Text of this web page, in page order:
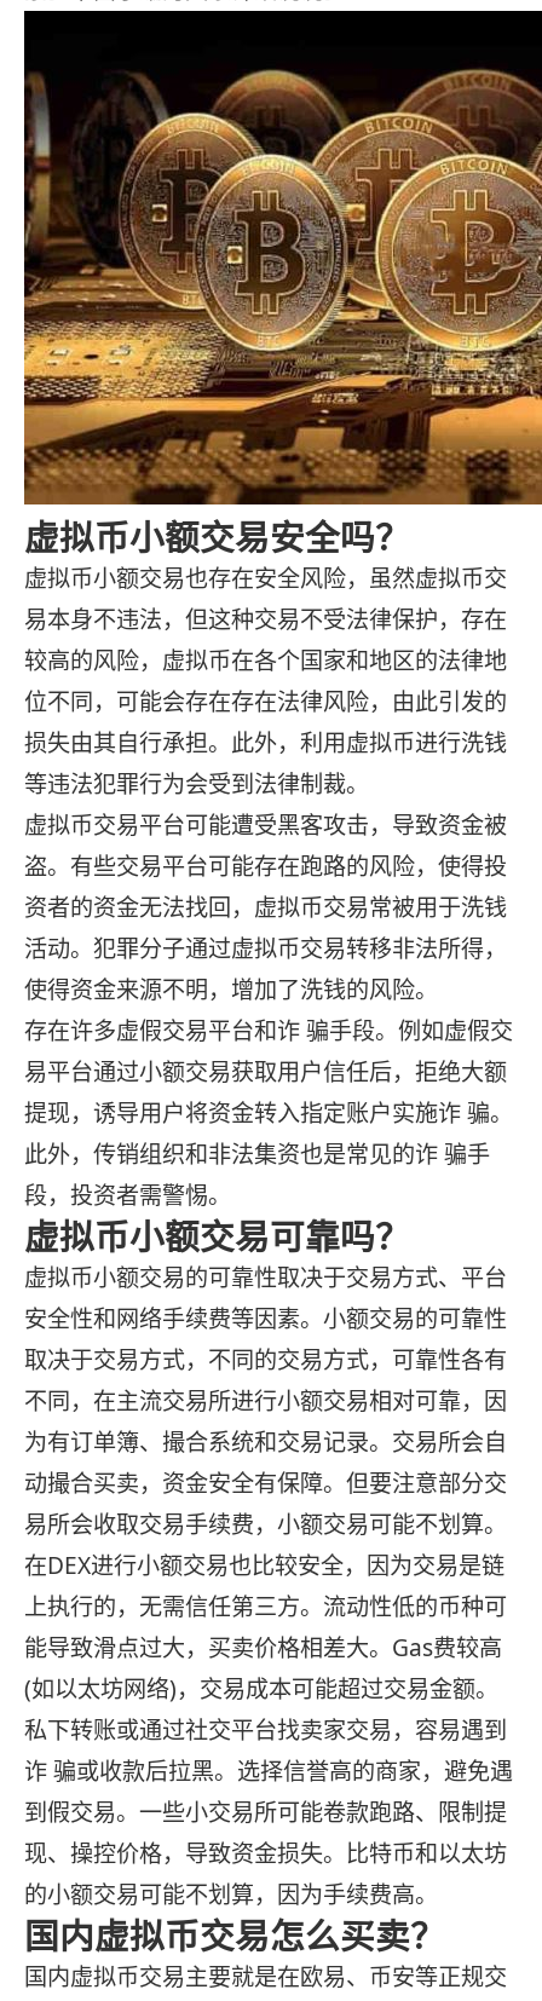
虚拟币小额交易安全吗？
虚拟币小额交易也存在安全风险，虽然虚拟币交
易本身不违法，但这种交易不受法律保护，存在
较高的风险，虚拟币在各个国家和地区的法律地
位不同，可能会存在存在法律风险，由此引发的
损失由其自行承担。此外，利用虚拟币进行洗钱
等违法犯罪行为会受到法律制裁。
虚拟币交易平台可能遭受黑客攻击，导致资金被
盗。有些交易平台可能存在跑路的风险，使得投
资者的资金无法找回，虚拟币交易常被用于洗钱
活动。犯罪分子通过虚拟币交易转移非法所得，
使得资金来源不明，增加了洗钱的风险‌。
存在许多虚假交易平台和诈 骗手段。例如虚假交
易平台通过小额交易获取用户信任后，拒绝大额
提现，诱导用户将资金转入指定账户实施诈 骗。
此外，传销组织和非法集资也是常见的诈 骗手
段，投资者需警惕‌。‌
虚拟币小额交易可靠吗？
虚拟币小额交易的可靠性取决于交易方式、平台
安全性和网络手续费等因素。小额交易的可靠性
取决于交易方式，不同的交易方式，可靠性各有
不同，在主流交易所进行小额交易相对可靠，因
为有订单簿、撮合系统和交易记录。交易所会自
动撮合买卖，资金安全有保障。但要注意部分交
易所会收取交易手续费，小额交易可能不划算。
在DEX进行小额交易也比较安全，因为交易是链
上执行的，无需信任第三方。流动性低的币种可
能导致滑点过大，买卖价格相差大。Gas费较高
(如以太坊网络)，交易成本可能超过交易金额。
私下转账或通过社交平台找卖家交易，容易遇到
诈 骗或收款后拉黑。选择信誉高的商家，避免遇
到假交易。一些小交易所可能卷款跑路、限制提
现、操控价格，导致资金损失。比特币和以太坊
的小额交易可能不划算，因为手续费高。
国内虚拟币交易怎么买卖？
国内虚拟币交易主要就是在欧易、币安等正规交